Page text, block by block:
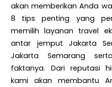
akan memberikan Anda
8 tips penting yang
memilih layanan travel
antar jemput Jakarta
Jakarta Semarang
faktanya. Dari reputasi
kami akan membantu